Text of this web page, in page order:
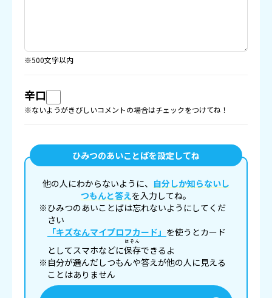
※500文字以内
辛口
※ないようがきびしいコメントの場合はチェックをつけてね！
ひみつのあいことばを設定してね
他の人にわからないように、 自分しか知らないし
つもんと答えを入力してね。
※ひみつのあいことばは忘れないようにしてくだ
さい
「キズなんマイプロフカード」 を使うとカード
としてスマホなどに保存
ほぞん
できるよ
※自分が選んだしつもんや答えが他の人に見える
ことはありません